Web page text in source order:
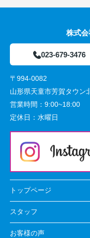
株式
023-679-3476
〒994-0082
山形県天童市芳賀タウン
営業時間： 9:00~18:00
定休日： 水曜日
トップページ
スタッフ
お客様の声